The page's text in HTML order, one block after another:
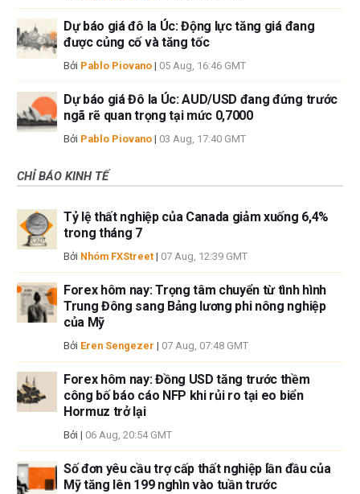
Dự báo giá đô la Úc: Động lực tăng giá đang
được củng cố và tăng tốc
Bởi Pablo Piovano | 05 Aug, 16:46 GMT
Dự báo giá Đô la Úc: AUD/USD đang đứng trước
ngã rẽ quan trọng tại mức 0,7000
Bởi Pablo Piovano | 03 Aug, 17:40 GMT
CHỈ BÁO KINH TẾ
Tỷ lệ thất nghiệp của Canada giảm xuống 6,4%
trong tháng 7
Bởi Nhóm FXStreet | 07 Aug, 12:39 GMT
Forex hôm nay: Trọng tâm chuyển từ tình hình
Trung Đông sang Bảng lương phi nông nghiệp
của Mỹ
Bởi Eren Sengezer | 07 Aug, 07:48 GMT
Forex hôm nay: Đồng USD tăng trước thềm
công bố báo cáo NFP khi rủi ro tại eo biển
Hormuz trở lại
Bởi | 06 Aug, 20:54 GMT
Số đơn yêu cầu trợ cấp thất nghiệp lần đầu của
Mỹ tăng lên 199 nghìn vào tuần trước